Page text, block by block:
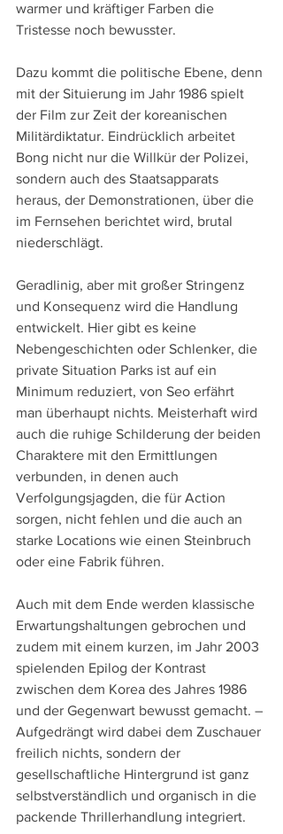
warmer und kräftiger Farben die
Tristesse noch bewusster.
Dazu kommt die politische Ebene, denn
mit der Situierung im Jahr 1986 spielt
der Film zur Zeit der koreanischen
Militärdiktatur. Eindrücklich arbeitet
Bong nicht nur die Willkür der Polizei,
sondern auch des Staatsapparats
heraus, der Demonstrationen, über die
im Fernsehen berichtet wird, brutal
niederschlägt.
Geradlinig, aber mit großer Stringenz
und Konsequenz wird die Handlung
entwickelt. Hier gibt es keine
Nebengeschichten oder Schlenker, die
private Situation Parks ist auf ein
Minimum reduziert, von Seo erfährt
man überhaupt nichts. Meisterhaft wird
auch die ruhige Schilderung der beiden
Charaktere mit den Ermittlungen
verbunden, in denen auch
Verfolgungsjagden, die für Action
sorgen, nicht fehlen und die auch an
starke Locations wie einen Steinbruch
oder eine Fabrik führen.
Auch mit dem Ende werden klassische
Erwartungshaltungen gebrochen und
zudem mit einem kurzen, im Jahr 2003
spielenden Epilog der Kontrast
zwischen dem Korea des Jahres 1986
und der Gegenwart bewusst gemacht. –
Aufgedrängt wird dabei dem Zuschauer
freilich nichts, sondern der
gesellschaftliche Hintergrund ist ganz
selbstverständlich und organisch in die
packende Thrillerhandlung integriert.